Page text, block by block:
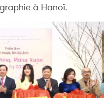
à Hanoï.